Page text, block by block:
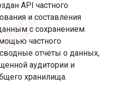
API частного
и составления
с сохранением
частного
отчеты о данных,
аудитории и
хранилища.